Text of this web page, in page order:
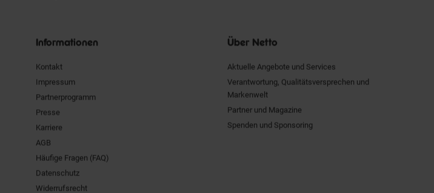
Informationen
Kontakt
Impressum
Partnerprogramm
Presse
Karriere
AGB
Häufige Fragen (FAQ)
Datenschutz
Widerrufsrecht
Über Netto
Aktuelle Angebote und Services
Verantwortung, Qualitätsversprechen und
Markenwelt
Partner und Magazine
Spenden und Sponsoring